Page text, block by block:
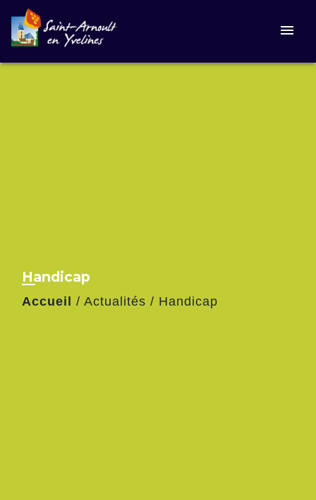
menu
Handicap
Accueil / Actualités / Handicap